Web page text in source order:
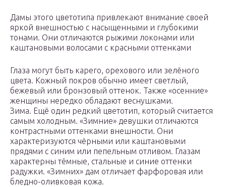
Дамы этого цветотипа привлекают внимание своей
яркой внешностью с насыщенными и глубокими
тонами. Они отличаются рыжими локонами или
каштановыми волосами с красными оттенками
Глаза могут быть карего, орехового или зелёного
цвета. Кожный покров обычно имеет светлый,
бежевый или бронзовый оттенок. Также «осенние»
женщины нередко обладают веснушками.
Зима. Ещё один редкий цветотип, который считается
самым холодным. «Зимние» девушки отличаются
контрастными оттенками внешности. Они
характеризуются чёрными или каштановыми
прядями с синим или пепельным отливом. Глазам
характерны тёмные, стальные и синие оттенки
радужки. «Зимних» дам отличает фарфоровая или
бледно-оливковая кожа.